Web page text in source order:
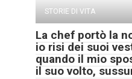
STORIE DI VITA
La chef portò la
io risi dei suoi
quando il mio
il suo volto,